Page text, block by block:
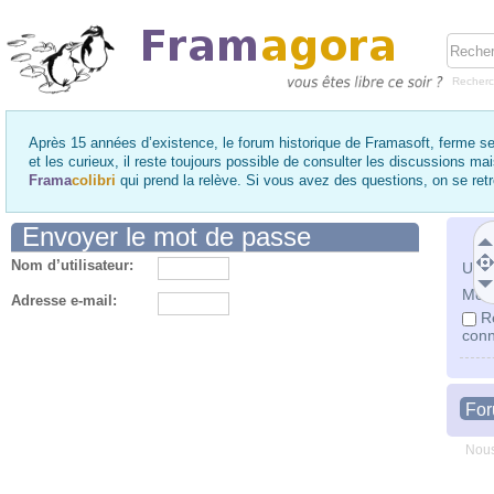
Après 15 années d’existence, le forum historique de Framasoft, ferme
et les curieux, il reste toujours possible de consulter les discussions
Framacolibri qui prend la relève. Si vous avez des questions, on se
Mot
Envoyer le mot de passe
Nom d’utilisateur:
Adresse e-mail: